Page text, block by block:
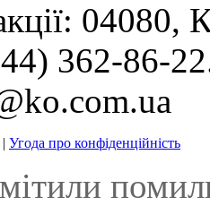
04080,
362-86-22
| Угода про конфіденційність